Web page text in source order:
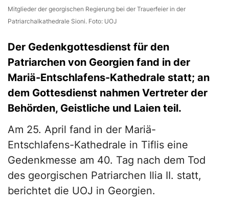
Mitglieder der georgischen Regierung bei der Trauerfeier in der
Patriarchalkathedrale Sioni. Foto: UOJ
Der Gedenkgottesdienst für den
Patriarchen von Georgien fand in der
Mariä-Entschlafens-Kathedrale statt; an
dem Gottesdienst nahmen Vertreter der
Behörden, Geistliche und Laien teil.
Am 25. April fand in der Mariä-
Entschlafens-Kathedrale in Tiflis eine
Gedenkmesse am 40. Tag nach dem Tod
des georgischen Patriarchen Ilia II. statt,
berichtet die UOJ in Georgien.